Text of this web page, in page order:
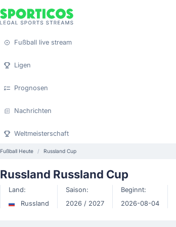
Fußball live stream
Ligen
Prognosen
Nachrichten
Weltmeisterschaft
Fußball Heute Russland Cup
Russland Russland Cup
Land:
Russland
Saison:
2026 / 2027
Beginnt:
2026-08-04